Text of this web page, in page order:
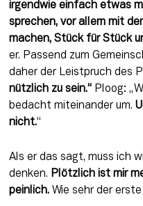
irgendwie einfach etwas
sprechen, vor allem mit
machen, Stück für Stück
er. Passend zum
daher der Leistpruch des
nützlich zu sein.“ Ploog:
bedacht miteinander um.
nicht.“
Als er das sagt, muss ich
denken. Plötzlich ist mir
peinlich. Wie sehr der